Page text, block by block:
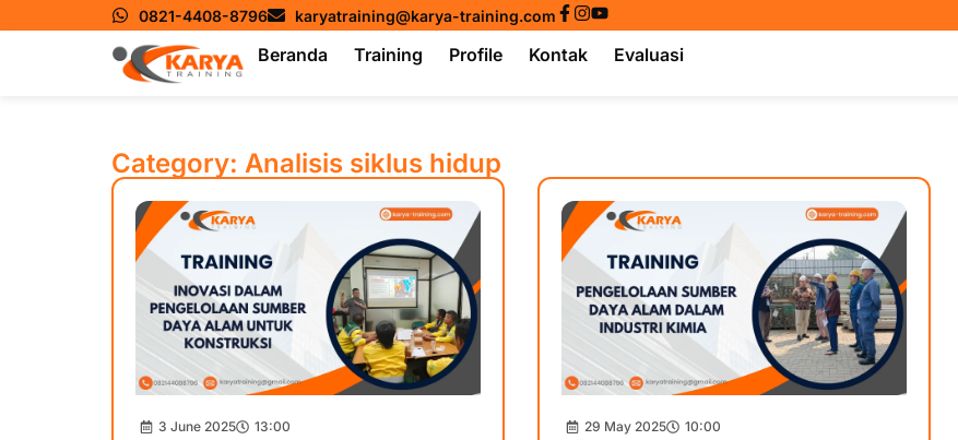
0821-4408-8796 karyatraining@karya-training.com
Beranda Training Profile Kontak Evaluasi
Category: Analisis siklus hidup
3 June 2025 13:00 29 May 2025 10:00